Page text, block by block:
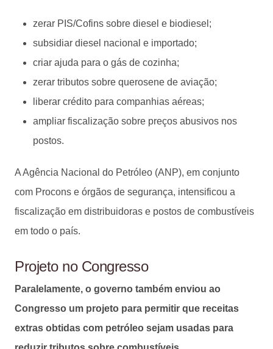
zerar PIS/Cofins sobre diesel e biodiesel;
subsidiar diesel nacional e importado;
criar ajuda para o gás de cozinha;
zerar tributos sobre querosene de aviação;
liberar crédito para companhias aéreas;
ampliar fiscalização sobre preços abusivos nos
postos.
A Agência Nacional do Petróleo (ANP), em conjunto
com Procons e órgãos de segurança, intensificou a
fiscalização em distribuidoras e postos de combustíveis
em todo o país.
Projeto no Congresso
Paralelamente, o governo também enviou ao
Congresso um projeto para permitir que receitas
extras obtidas com petróleo sejam usadas para